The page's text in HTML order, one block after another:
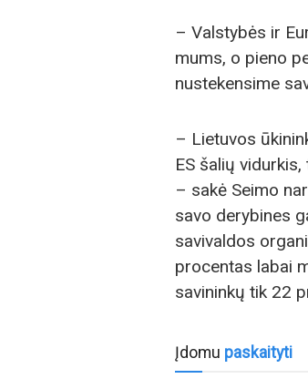
– Valstybės ir
mums, o pieno
nustekensime
– Lietuvos
ES šalių
– sakė Seimo
savo derybines
savivaldos
procentas labai
savininkų tik 22
Įdomu paskaityti